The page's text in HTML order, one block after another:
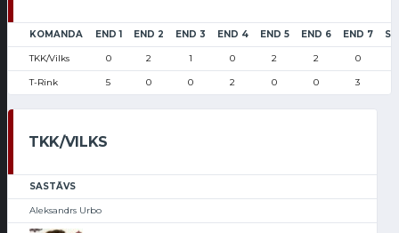
KOMANDA END 1 END 2 END 3 END 4 END 5 END 6 END 7
TKK/Vilks 0 2 1 0 2 2 0
T-Rink 5 0 0 2 0 0 3
TKK/VILKS
SASTĀVS
Aleksandrs Urbo